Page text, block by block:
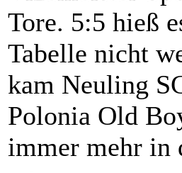
Tore. 5:5 hieß
Tabelle nicht
kam Neuling
Polonia Old
immer mehr in